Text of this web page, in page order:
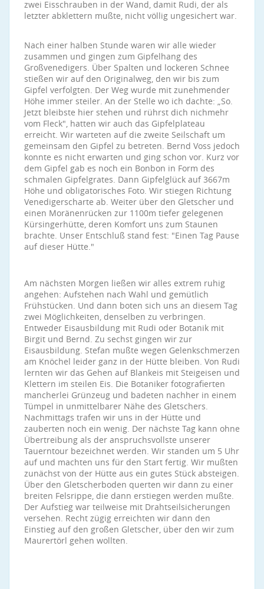
zwei Eisschrauben in der Wand, damit Rudi, der als
letzter abklettern mußte, nicht völlig ungesichert war.
Nach einer halben Stunde waren wir alle wieder
zusammen und gingen zum Gipfelhang des
Großvenedigers. Über Spalten und lockeren Schnee
stießen wir auf den Originalweg, den wir bis zum
Gipfel verfolgten. Der Weg wurde mit zunehmender
Höhe immer steiler. An der Stelle wo ich dachte: „So.
Jetzt bleibste hier stehen und rührst dich nichmehr
vom Fleck", hatten wir auch das Gipfelplateau
erreicht. Wir warteten auf die zweite Seilschaft um
gemeinsam den Gipfel zu betreten. Bernd Voss jedoch
konnte es nicht erwarten und ging schon vor. Kurz vor
dem Gipfel gab es noch ein Bonbon in Form des
schmalen Gipfelgrates. Dann Gipfelglück auf 3667m
Höhe und obligatorisches Foto. Wir stiegen Richtung
Venedigerscharte ab. Weiter über den Gletscher und
einen Moränenrücken zur 1100m tiefer gelegenen
Kürsingerhütte, deren Komfort uns zum Staunen
brachte. Unser Entschluß stand fest: "Einen Tag Pause
auf dieser Hütte."
Am nächsten Morgen ließen wir alles extrem ruhig
angehen: Aufstehen nach Wahl und gemütlich
Frühstücken. Und dann boten sich uns an diesem Tag
zwei Möglichkeiten, denselben zu verbringen.
Entweder Eisausbildung mit Rudi oder Botanik mit
Birgit und Bernd. Zu sechst gingen wir zur
Eisausbildung. Stefan mußte wegen Gelenkschmerzen
am Knöchel leider ganz in der Hütte bleiben. Von Rudi
lernten wir das Gehen auf Blankeis mit Steigeisen und
Klettern im steilen Eis. Die Botaniker fotografierten
mancherlei Grünzeug und badeten nachher in einem
Tümpel in unmittelbarer Nähe des Gletschers.
Nachmittags trafen wir uns in der Hütte und
zauberten noch ein wenig. Der nächste Tag kann ohne
Übertreibung als der anspruchsvollste unserer
Tauerntour bezeichnet werden. Wir standen um 5 Uhr
auf und machten uns für den Start fertig. Wir mußten
zunächst von der Hütte aus ein gutes Stück absteigen.
Über den Gletscherboden querten wir dann zu einer
breiten Felsrippe, die dann erstiegen werden mußte.
Der Aufstieg war teilweise mit Drahtseilsicherungen
versehen. Recht zügig erreichten wir dann den
Einstieg auf den großen Gletscher, über den wir zum
Maurertörl gehen wollten.